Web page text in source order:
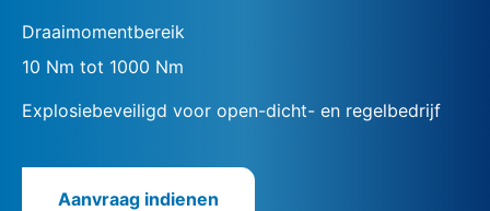
Draaimomentbereik
10 Nm tot 1000 Nm
Explosiebeveiligd voor open-dicht- en regelbedrijf
Aanvraag indienen